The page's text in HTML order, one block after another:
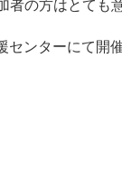
の方はとても
ンターにて開催